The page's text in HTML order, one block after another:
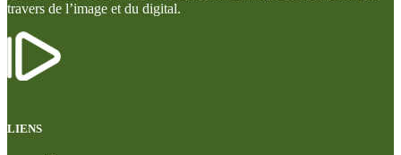
travers de l’image et du digital.
LIENS